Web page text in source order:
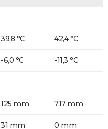
39,8 °C 42,4 °C
-6,0 °C -11,3 °C
125 mm 717 mm
31 mm 0 mm